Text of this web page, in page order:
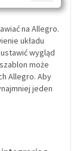
na Allegro.
układu
wygląd
może
Allegro. Aby
jeden